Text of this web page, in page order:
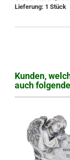
Lieferung: 1 Stück
Kunden,
auch